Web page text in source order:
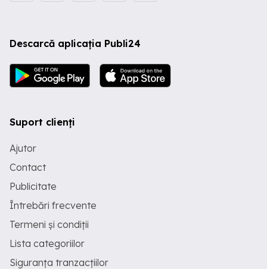
Descarcă aplicația Publi24
Suport clienți
Ajutor
Contact
Publicitate
Întrebări frecvente
Termeni și condiții
Lista categoriilor
Siguranța tranzacțiilor